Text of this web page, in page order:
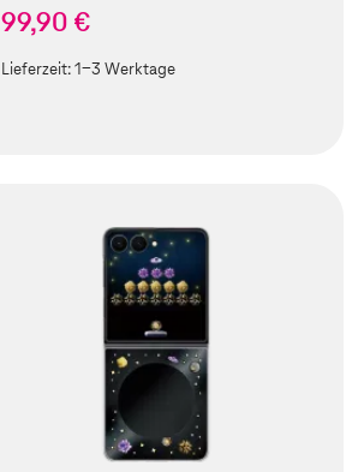
99,90 €
Lieferzeit:1-3 Werktage